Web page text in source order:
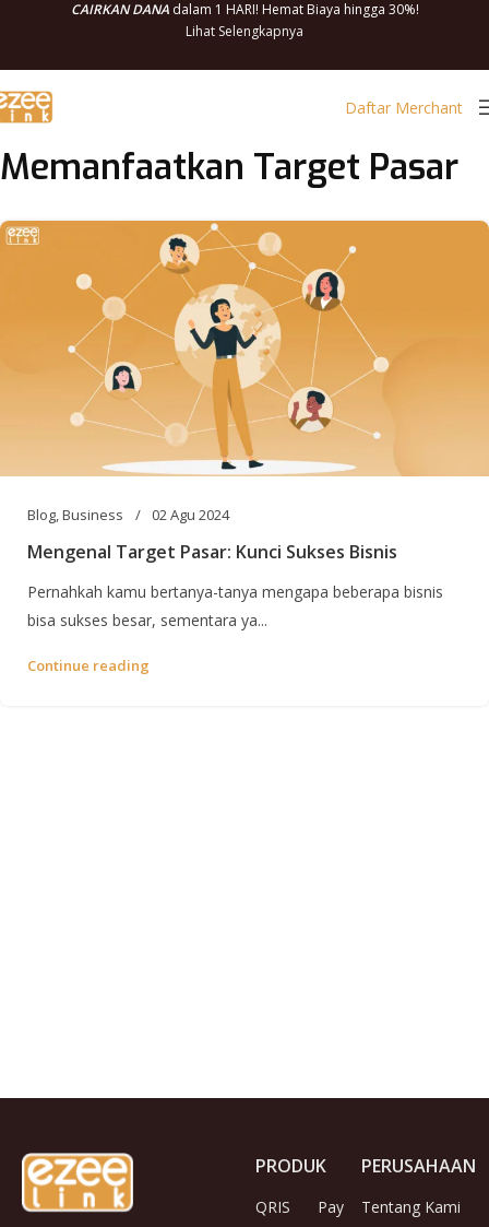
CAIRKAN DANAdalam 1 HARI! Hemat Biaya hingga 30%!
Lihat Selengkapnya
Daftar Merchant
Memanfaatkan Target Pasar
Blog,Business 02 Agu 2024
Mengenal Target Pasar: Kunci Sukses Bisnis
Pernahkah kamu bertanya-tanya mengapa beberapa bisnis
bisa sukses besar, sementara ya...
Continue reading
PRODUK
QRIS
Pay
PERUSAHAAN
Tentang Kami